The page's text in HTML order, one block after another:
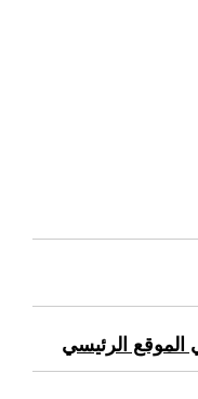
الموقع الرئيسي